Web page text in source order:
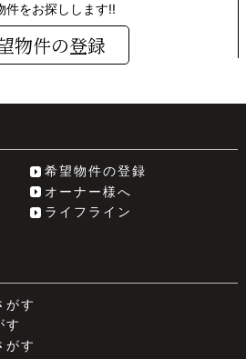
件をお探しします!!
物件の登録
希望物件の登録
オーナー様へ
ライフライン
がす
す
がす